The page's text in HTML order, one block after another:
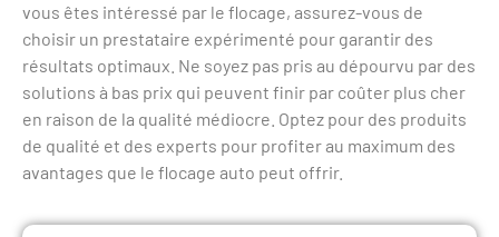
vous êtes intéressé par le flocage, assurez-vous de
choisir un prestataire expérimenté pour garantir des
résultats optimaux. Ne soyez pas pris au dépourvu par des
solutions à bas prix qui peuvent finir par coûter plus cher
en raison de la qualité médiocre. Optez pour des produits
de qualité et des experts pour profiter au maximum des
avantages que le flocage auto peut offrir.